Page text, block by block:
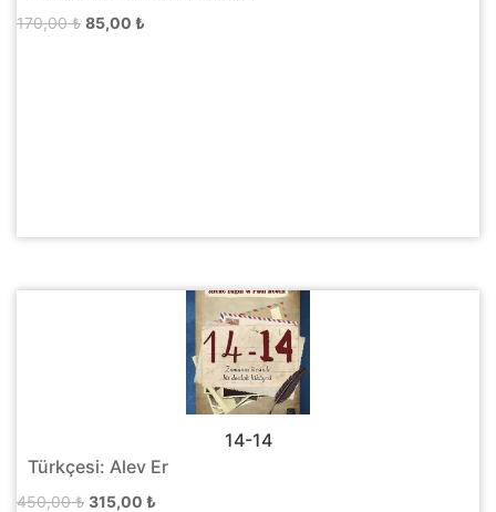
170,00₺ Orijinal
85,00 ₺Şu
14-14
Türkçesi: Alev Er
450,00₺ Orijinal
315,00 ₺Şu